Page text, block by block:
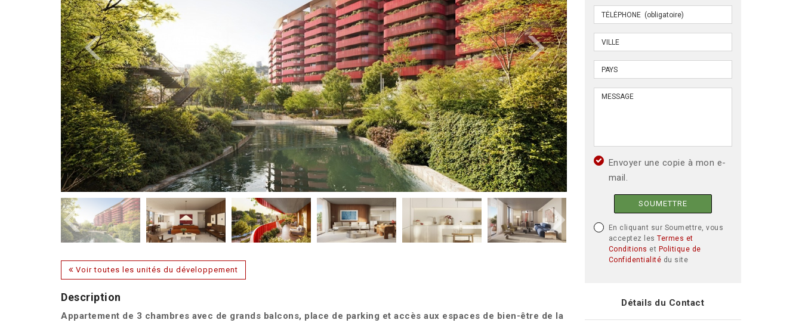
Voir toutes les unités du développement
Description
Appartement de 3 chambres avec de grands balcons, place de parking et accès aux espaces de bien-être de la
Envoyer une copie à mon e-
mail.
SOUMETTRE
En cliquant sur Soumettre, vous
acceptez les Termes et
Conditions et Politique de
Confidentialité du site
Détails du Contact